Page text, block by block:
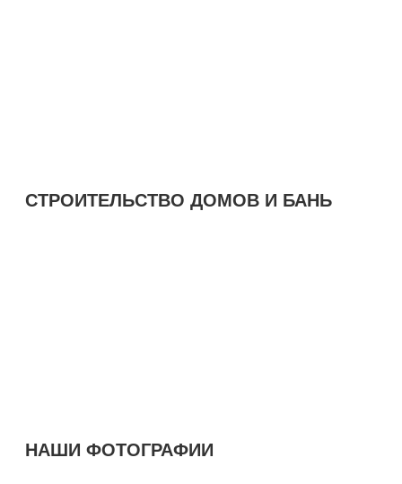
СТРОИТЕЛЬСТВО ДОМОВ И БАНЬ
НАШИ ФОТОГРАФИИ